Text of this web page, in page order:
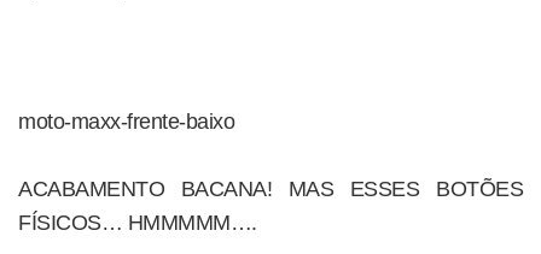
moto-maxx-frente-baixo
ACABAMENTO BACANA! MAS ESSES BOTÕES
FÍSICOS… HMMMMM….